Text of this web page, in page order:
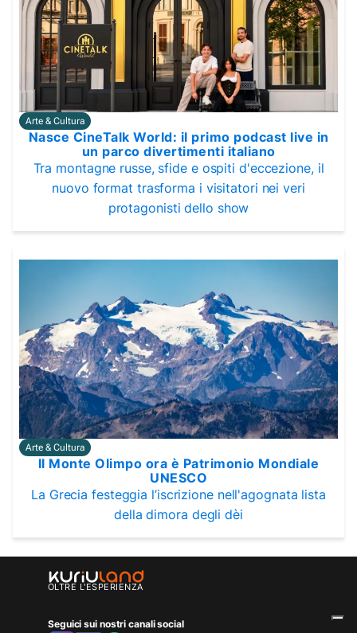
Arte & Cultura
Nasce CineTalk World: il primo podcast live in
un parco divertimenti italiano
Tra montagne russe, sfide e ospiti d'eccezione, il
nuovo format trasforma i visitatori nei veri
protagonisti dello show
Arte & Cultura
Il Monte Olimpo ora è Patrimonio Mondiale
UNESCO
La Grecia festeggia l’iscrizione nell'agognata lista
della dimora degli dèi
OLTRE L'ESPERIENZA
Seguici sui nostri canali social